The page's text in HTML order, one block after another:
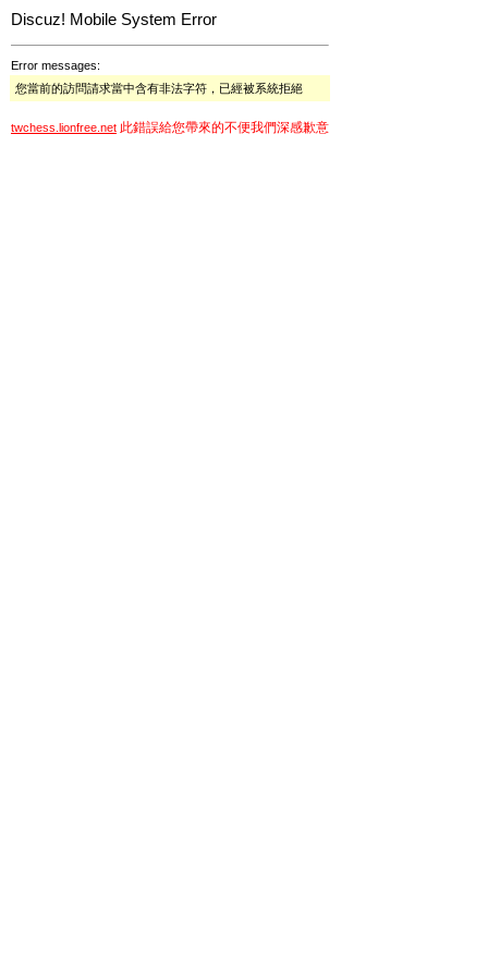
Discuz! Mobile System Error
Error messages:
您當前的訪問請求當中含有非法字符，已經被系統拒絕
twchess.lionfree.net 此錯誤給您帶來的不便我們深感歉意